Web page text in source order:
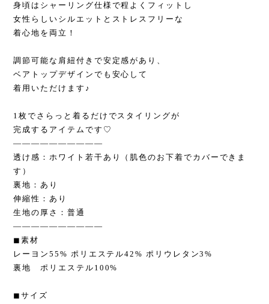
身頃はシャーリング仕様で程よくフィットし
女性らしいシルエットとストレスフリーな
着心地を両立！
調節可能な肩紐付きで安定感があり、
ベアトップデザインでも安心して
着用いただけます♪
1枚でさらっと着るだけでスタイリングが
完成するアイテムです♡
——————————
透け感：ホワイト若干あり（肌色のお下着でカバーできま
す）
裏地：あり
伸縮性：あり
生地の厚さ：普通
——————————
◼︎素材
レーヨン55% ポリエステル42% ポリウレタン3%
裏地 ポリエステル100%
◼︎サイズ